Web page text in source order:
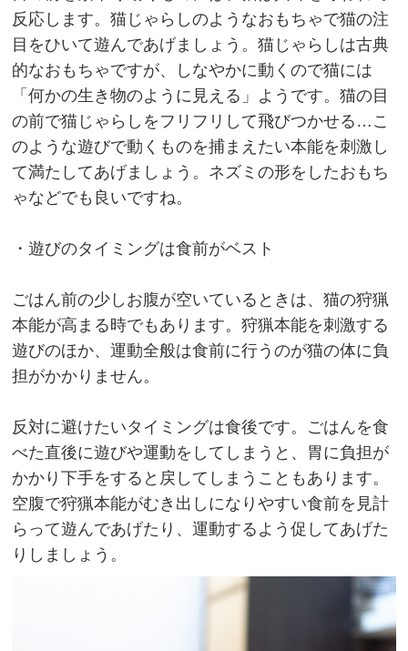
反応します。猫じゃらしのようなおもちゃで猫の注
目をひいて遊んであげましょう。猫じゃらしは古典
的なおもちゃですが、しなやかに動くので猫には
「何かの生き物のように見える」ようです。猫の目
の前で猫じゃらしをフリフリして飛びつかせる…こ
のような遊びで動くものを捕まえたい本能を刺激し
て満たしてあげましょう。ネズミの形をしたおもち
ゃなどでも良いですね。
・遊びのタイミングは食前がベスト
ごはん前の少しお腹が空いているときは、猫の狩猟
本能が高まる時でもあります。狩猟本能を刺激する
遊びのほか、運動全般は食前に行うのが猫の体に負
担がかかりません。
反対に避けたいタイミングは食後です。ごはんを食
べた直後に遊びや運動をしてしまうと、胃に負担が
かかり下手をすると戻してしまうこともあります。
空腹で狩猟本能がむき出しになりやすい食前を見計
らって遊んであげたり、運動するよう促してあげた
りしましょう。